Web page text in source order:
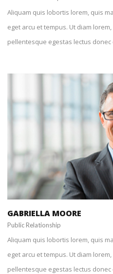
Aliquam quis lobortis lorem, quis
eget arcu et tempus. Ut diam
pellentesque egestas lectus donec
+1 212-
GABRIELLA MOORE
Public Relationship
Aliquam quis lobortis lorem, quis
eget arcu et tempus. Ut diam
pellentesque egestas lectus donec